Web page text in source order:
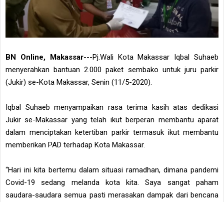
BN Online, Makassar---Pj.Wali Kota Makassar Iqbal Suhaeb
menyerahkan bantuan 2.000 paket sembako untuk juru parkir
(Jukir) se-Kota Makassar, Senin (11/5-2020).
Iqbal Suhaeb menyampaikan rasa terima kasih atas dedikasi
Jukir se-Makassar yang telah ikut berperan membantu aparat
dalam menciptakan ketertiban parkir termasuk ikut membantu
memberikan PAD terhadap Kota Makassar.
“Hari ini kita bertemu dalam situasi ramadhan, dimana pandemi
Covid-19 sedang melanda kota kita. Saya sangat paham
saudara-saudara semua pasti merasakan dampak dari bencana